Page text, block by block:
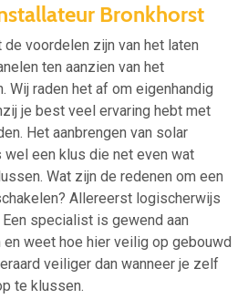
Bronkhorst
voordelen zijn van het laten
ten aanzien van het
Wij raden het af om eigenhandig
je best veel ervaring hebt met
Het aanbrengen van solar
wel een klus die net even wat
Wat zijn de redenen om een
Allereerst logischerwijs
specialist is gewend aan
weet hoe hier veilig op gebouwd
veiliger dan wanneer je zelf
te klussen.